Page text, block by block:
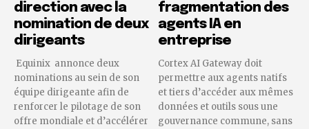
direction avec la
nomination de deux
dirigeants
Equinix annonce deux
nominations au sein de son
équipe dirigeante afin de
renforcer le pilotage de son
offre mondiale et d’accélérer
fragmentation des
agents IA en
entreprise
Cortex AI Gateway doit
permettre aux agents natifs
et tiers d’accéder aux mêmes
données et outils sous une
gouvernance commune, sans